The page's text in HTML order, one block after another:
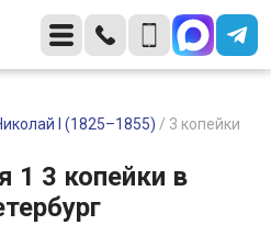
I (1825–1855) / 3 копейки
1 3 копейки в